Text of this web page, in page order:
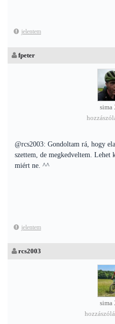
jelentem
fpeter
sima
@rcs2003: Gondoltam rá, hogy
szettem, de megkedveltem.
miért ne. ^^
jelentem
rcs2003
sima